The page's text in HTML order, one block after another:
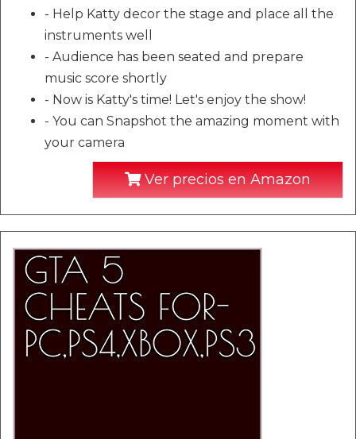
- Help Katty decor the stage and place all the
instruments well
- Audience has been seated and prepare
music score shortly
- Now is Katty's time! Let's enjoy the show!
- You can Snapshot the amazing moment with
your camera
Ver precios en Amazon